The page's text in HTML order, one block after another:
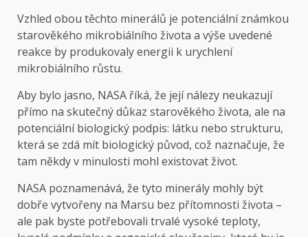
Vzhled obou těchto minerálů je potenciální známkou
starověkého mikrobiálního života a výše uvedené
reakce by produkovaly energii k urychlení
mikrobiálního růstu.
Aby bylo jasno, NASA říká, že její nálezy neukazují
přímo na skutečný důkaz starověkého života, ale na
potenciální biologický podpis: látku nebo strukturu,
která se zdá mít biologický původ, což naznačuje, že
tam někdy v minulosti mohl existovat život.
NASA poznamenává, že tyto minerály mohly být
dobře vytvořeny na Marsu bez přítomnosti života –
ale pak byste potřebovali trvalé vysoké teploty,